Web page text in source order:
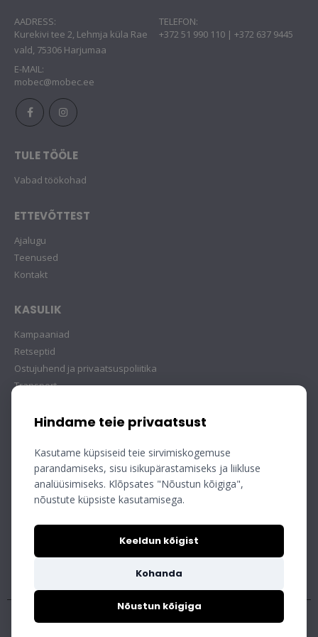
AADRESS:
Kurekivi tee 2, Lehmja küla Rae
vald, 75306 Harjumaa
TELEFON:
+372 51 990 110 | +372 637 9445
E-MAIL:
mobec@mobec.ee
TULE TÖÖLE
Vabad töökohad
ETTEVÕTTEST
Ajalugu
Teenused
Kontakt
KASULIK
Kampaaniad
Retseptid
Ostujuhend ja privaatsuspoliitika
Transport
Hindame teie privaatsust
Kasutame küpsiseid teie sirvimiskogemuse
parandamiseks, sisu isikupärastamiseks ja liikluse
analüüsimiseks. Klõpsates "Nõustun kõigiga",
nõustute küpsiste kasutamisega.
Nõustun kõigiga
Keeldun kõigist
Kohanda